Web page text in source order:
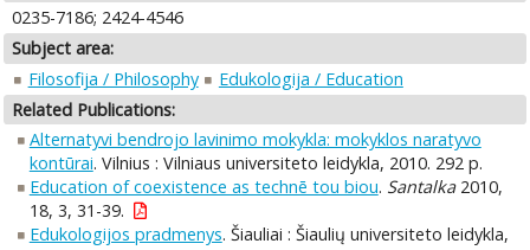
0235-7186; 2424-4546
Subject area:
Filosofija / Philosophy
Edukologija / Education
Related Publications:
Alternatyvi bendrojo lavinimo mokykla: mokyklos naratyvo
kontūrai. Vilnius : Vilniaus universiteto leidykla, 2010. 292 p.
Education of coexistence as technē tou biou. Santalka2010,
18, 3, 31-39.
Edukologijos pradmenys. Šiauliai : Šiaulių universiteto leidykla,